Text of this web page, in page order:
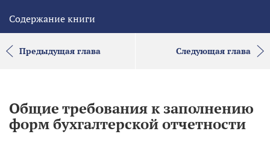
Содержание книги
Предыдущая глава Следующая глава
Общие требования к заполнению
форм бухгалтерской отчетности